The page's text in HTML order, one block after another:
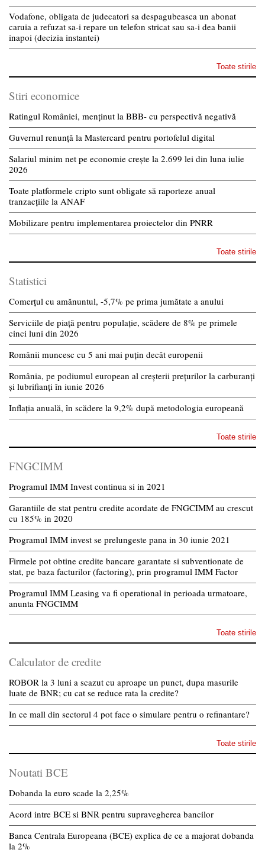
Vodafone, obligata de judecatori sa despagubeasca un abonat
caruia a refuzat sa-i repare un telefon stricat sau sa-i dea banii
inapoi (decizia instantei)
Toate stirile
Stiri economice
Ratingul României, menținut la BBB- cu perspectivă negativă
Guvernul renunță la Mastercard pentru portofelul digital
Salariul minim net pe economie crește la 2.699 lei din luna iulie
2026
Toate platformele cripto sunt obligate să raporteze anual
tranzacțiile la ANAF
Mobilizare pentru implementarea proiectelor din PNRR
Toate stirile
Statistici
Comerțul cu amănuntul, -5,7% pe prima jumătate a anului
Serviciile de piață pentru populație, scădere de 8% pe primele
cinci luni din 2026
Românii muncesc cu 5 ani mai puțin decât europenii
România, pe podiumul european al creșterii prețurilor la carburanți
și lubrifianți în iunie 2026
Inflația anuală, în scădere la 9,2% după metodologia europeană
Toate stirile
FNGCIMM
Programul IMM Invest continua si in 2021
Garantiile de stat pentru credite acordate de FNGCIMM au crescut
cu 185% in 2020
Programul IMM invest se prelungeste pana in 30 iunie 2021
Firmele pot obtine credite bancare garantate si subventionate de
stat, pe baza facturilor (factoring), prin programul IMM Factor
Programul IMM Leasing va fi operational in perioada urmatoare,
anunta FNGCIMM
Toate stirile
Calculator de credite
ROBOR la 3 luni a scazut cu aproape un punct, dupa masurile
luate de BNR; cu cat se reduce rata la credite?
In ce mall din sectorul 4 pot face o simulare pentru o refinantare?
Toate stirile
Noutati BCE
Dobanda la euro scade la 2,25%
Acord intre BCE si BNR pentru supravegherea bancilor
Banca Centrala Europeana (BCE) explica de ce a majorat dobanda
la 2%